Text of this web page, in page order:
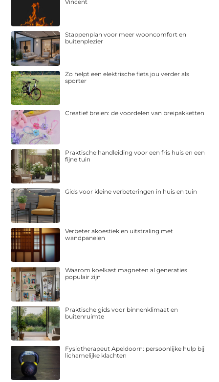
Vincent
Stappenplan voor meer wooncomfort en
buitenplezier
Zo helpt een elektrische fiets jou verder als
sporter
Creatief breien: de voordelen van breipakketten
Praktische handleiding voor een fris huis en een
fijne tuin
Gids voor kleine verbeteringen in huis en tuin
Verbeter akoestiek en uitstraling met
wandpanelen
Waarom koelkast magneten al generaties
populair zijn
Praktische gids voor binnenklimaat en
buitenruimte
Fysiotherapeut Apeldoorn: persoonlijke hulp bij
lichamelijke klachten